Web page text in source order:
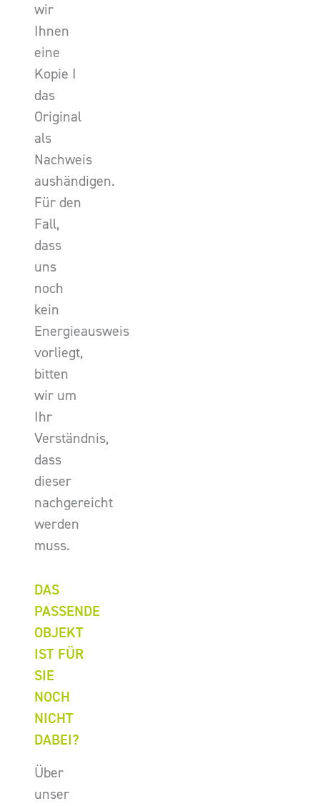
wir
Ihnen
eine
Kopie I
das
Original
als
Nachweis
aushändigen.
Für den
Fall,
dass
uns
noch
kein
Energieausweis
vorliegt,
bitten
wir um
Ihr
Verständnis,
dass
dieser
nachgereicht
werden
muss.
DAS
PASSENDE
OBJEKT
IST FÜR
SIE
NOCH
NICHT
DABEI?
Über
unser